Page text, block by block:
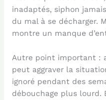
inadaptés, siphon
du mal à se décharger.
montre un manque
Autre point important :
peut aggraver la
ignoré pendant des
débouchage plus lourd.